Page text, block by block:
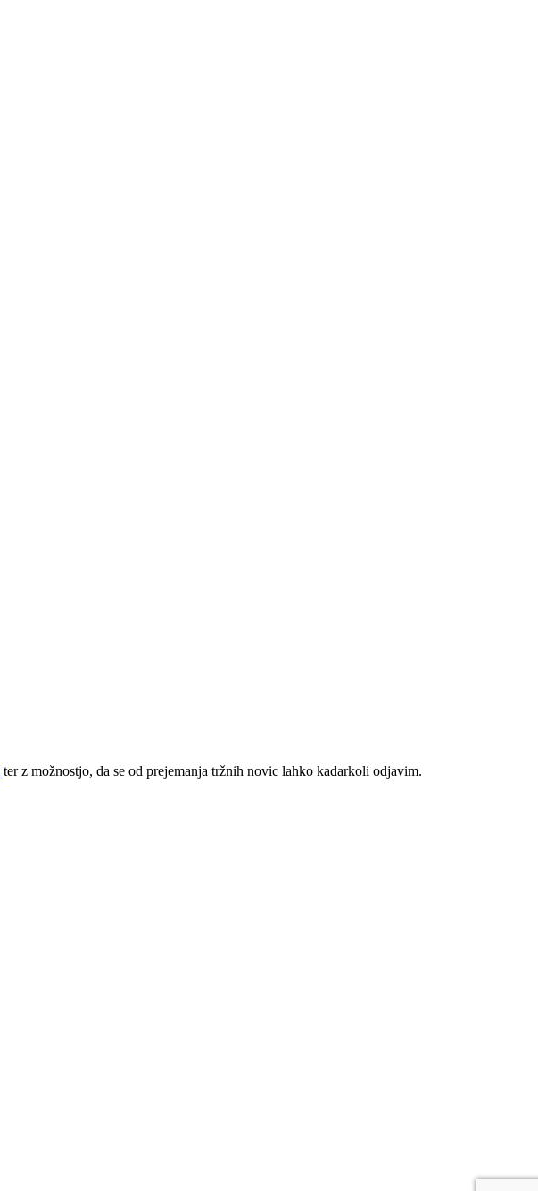
ter z možnostjo, da se od prejemanja tržnih novic lahko kadarkoli odjavim.